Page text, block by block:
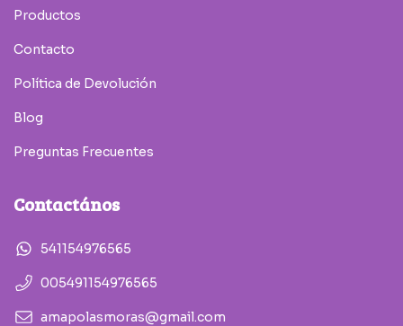
Productos
Contacto
Política de Devolución
Blog
Preguntas Frecuentes
Contactános
541154976565
005491154976565
amapolasmoras@gmail.com